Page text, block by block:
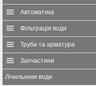
Автоматика
Фільтрація води
Труби та арматура
Запчастини
Лічильники води